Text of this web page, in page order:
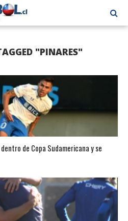
"PINARES"
de Copa Sudamericana y se